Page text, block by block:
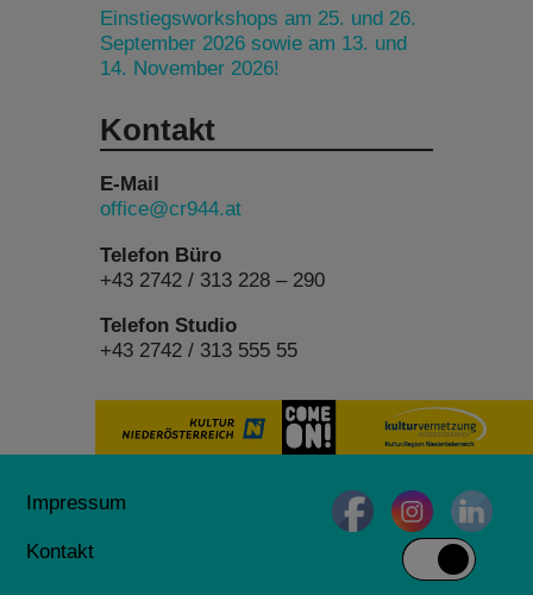
Einstiegsworkshops am 25. und 26.
September 2026 sowie am 13. und
14. November 2026!
Kontakt
E-Mail
office@cr944.at
Telefon Büro
+43 2742 / 313 228 – 290
Telefon Studio
+43 2742 / 313 555 55
Impressum
Kontakt